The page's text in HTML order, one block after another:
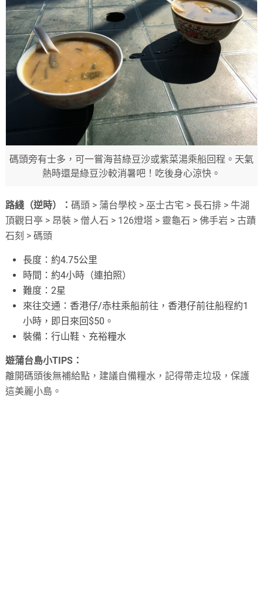
碼頭旁有士多，可一嘗海苔綠豆沙或紫菜湯乘船回程。天氣
熱時還是綠豆沙較消暑吧！吃後身心涼快。
路綫（逆時）：碼頭 > 蒲台學校 > 巫士古宅 > 長石排 > 牛湖
頂觀日亭 > 昂裝 > 僧人石 > 126燈塔 > 靈龜石 > 佛手岩 > 古蹟
石刻 > 碼頭
長度：約4.75公里
時間：約4小時（連拍照）
難度：2星
來往交通：香港仔/赤柱乘船前往，香港仔前往船程約1
小時，即日來回$50。
裝備：行山鞋、充裕糧水
遊蒲台島小TIPS：
離開碼頭後無補給點，建議自備糧水，記得帶走垃圾，保護
這美麗小島。